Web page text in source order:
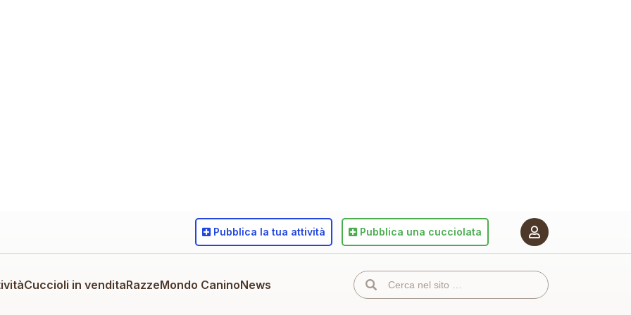
Cuccioli in venditaRazzeMondo CaninoNews
Pubblica la tua attività Pubblica una cucciolata